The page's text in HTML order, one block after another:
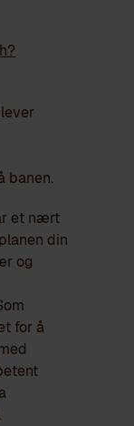
banen.
et nært
din
og
for å